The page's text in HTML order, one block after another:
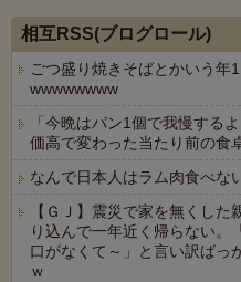
相互RSS(ブログロール)
ごつ盛り焼きそばとかいう年
wwwwwwww
「今晩はパン1個で我慢する
価高で変わった当たり前の食
なんで日本人はラム肉食べな
【ＧＪ】震災で家を無くし
り込んで一年近く帰らない。
口がなくて～」と言い訳ばっ
ｗ